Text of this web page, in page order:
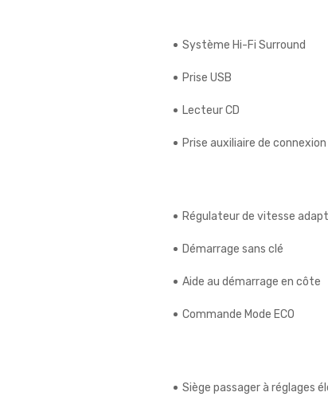
Système Hi-Fi Surround
Prise USB
Lecteur CD
Prise auxiliaire de
Régulateur de vitesse
Démarrage sans clé
Aide au démarrage en côte
Commande Mode ECO
Siège passager à réglages